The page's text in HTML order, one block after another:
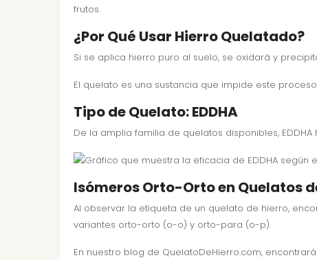
frutos.
¿Por Qué Usar Hierro Quelatado?
Si se aplica hierro puro al suelo, se oxidará y
El quelato es una sustancia que impide este
Tipo de Quelato: EDDHA
De la amplia familia de quelatos disponibles,
Isómeros Orto-Orto en Quelatos
Al observar la etiqueta de un quelato de hierro,
variantes orto-orto (o-o) y orto-para (o-p).
En nuestro blog de QuelatoDeHierro.com,